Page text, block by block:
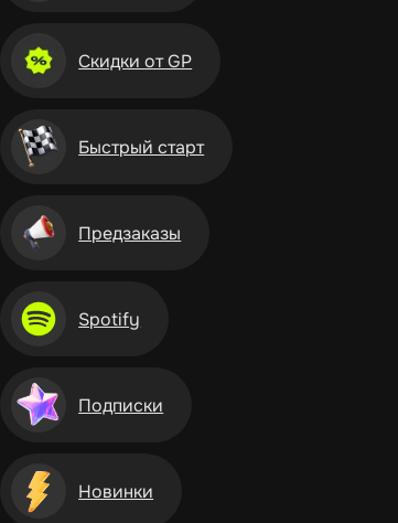
Скидки от GP
Быстрый старт
Предзаказы
Spotify
Подписки
Новинки